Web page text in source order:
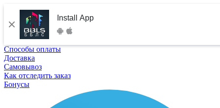
Install App
Способы оплаты
Доставка
Самовывоз
Как отследить заказ
Бонусы